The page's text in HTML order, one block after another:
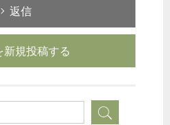
返信
新規投稿する